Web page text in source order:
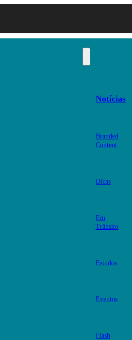
Notícias
Branded
Content
Dicas
Em
Trânsito
Estudos
Eventos
Flash